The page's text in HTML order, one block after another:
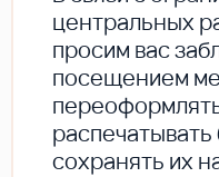
центральных
просим вас
посещением
сохранять их